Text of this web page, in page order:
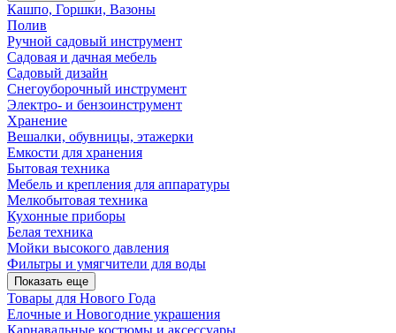
Кашпо, Горшки, Вазоны
Полив
Ручной садовый инструмент
Садовая и дачная мебель
Садовый дизайн
Снегоуборочный инструмент
Электро- и бензоинструмент
Хранение
Вешалки, обувницы, этажерки
Емкости для хранения
Бытовая техника
Мебель и крепления для аппаратуры
Мелкобытовая техника
Кухонные приборы
Белая техника
Мойки высокого давления
Фильтры и умягчители для воды
Показать еще
Товары для Нового Года
Елочные и Новогодние украшения
Карнавальные костюмы и аксессуары